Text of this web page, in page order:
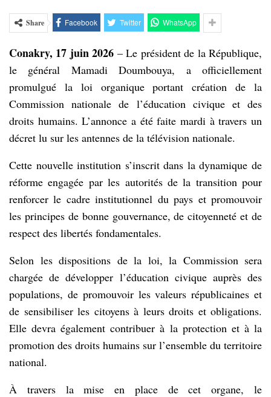
Share Facebook Twitter WhatsApp
Conakry, 17 juin 2026 – Le président de la République,
le général Mamadi Doumbouya, a officiellement
promulgué la loi organique portant création de la
Commission nationale de l’éducation civique et des
droits humains. L’annonce a été faite mardi à travers un
décret lu sur les antennes de la télévision nationale.
Cette nouvelle institution s’inscrit dans la dynamique de
réforme engagée par les autorités de la transition pour
renforcer le cadre institutionnel du pays et promouvoir
les principes de bonne gouvernance, de citoyenneté et de
respect des libertés fondamentales.
Selon les dispositions de la loi, la Commission sera
chargée de développer l’éducation civique auprès des
populations, de promouvoir les valeurs républicaines et
de sensibiliser les citoyens à leurs droits et obligations.
Elle devra également contribuer à la protection et à la
promotion des droits humains sur l’ensemble du territoire
national.
À travers la mise en place de cet organe, le